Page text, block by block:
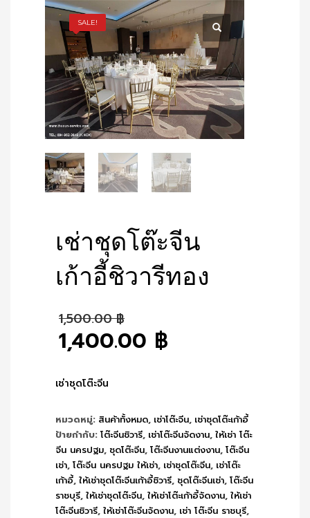
SALE!
เช่าชุดโต๊ะจีน
เก้าอี้ชิวารีทอง
1,500.00฿
price
was:
1,400.00 ฿
Current
is:
เช่าชุดโต๊ะจีน
หมวดหมู่: สินค้าทั้งหมด, เช่าโต๊ะจีน, เช่าชุดโต๊ะเก้าอี้
ป้ายกำกับ: โต๊ะจีนชิวารี, เช่าโต๊ะจีนจัดงาน, ให้เช่า โต๊ะ
จีน นครปฐม, ชุดโต๊ะจีน, โต๊ะจีนงานแต่งงาน, โต๊ะจีน
เช่า, โต๊ะจีน นครปฐม ให้เช่า, เช่าชุดโต๊ะจีน, เช่าโต๊ะ
เก้าอี้, ให้เช่าชุดโต๊ะจีนเก้าอี้ชิวารี, ชุดโต๊ะจีนเช่า, โต๊ะจีน
ราชบุรี, ให้เช่าชุดโต๊ะจีน, ให้เช่าโต๊ะเก้าอี้จัดงาน, ให้เช่า
โต๊ะจีนชิวารี, ให้เช่าโต๊ะจีนจัดงาน, เช่า โต๊ะจีน ราชบุรี,